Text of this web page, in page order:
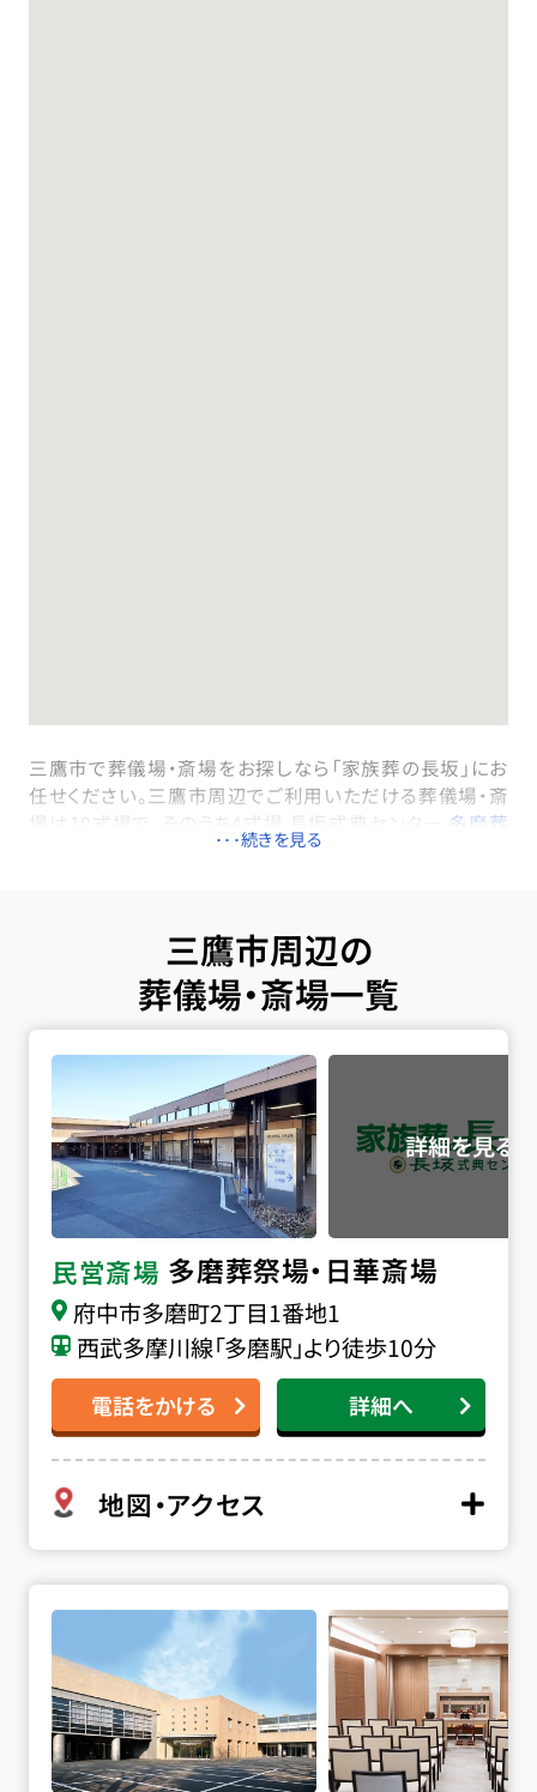
三鷹市で葬儀場・斎場をお探しなら「家族葬の長坂」にお
任せください。三鷹市周辺でご利用いただける葬儀場・斎
場は10式場で、そのうち4式場 長坂式典センター 多磨葬
(西武多摩川線「多磨駅」より徒歩10分)/
(新青梅街道バス停より徒歩3分)は一日一
組貸切でご利用いただける家族葬専用式場です。三鷹市
内のすべての式場で直葬・火葬式・一日葬・家族葬・一般
葬が執り行えます。火葬は公営の多磨葬祭場・日華斎場
ご利用いただけます。病院や施設から搬送が必要な場合
は、三鷹市内の式場の専用安置室またはご自宅へご搬送
いたします。24時間365日、深夜早朝でも対応できる体制
が整っておりますので安心してご連絡ください。
三鷹市周辺の
葬儀場・斎場一覧
民営斎場 多磨葬祭場・日華斎場
府中市多磨町2丁目1番地1
西武多摩川線「多磨駅」より徒歩10分
電話をかける 詳細へ
地図・アクセス
堀ノ内斎場の詳細へ